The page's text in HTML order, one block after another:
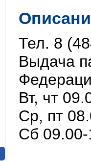
Тел. 8
Выдача
Вт, чт
Ср, пт
Сб